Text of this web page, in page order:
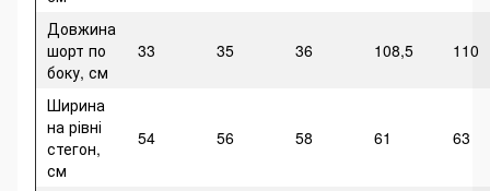
Довжина
шорт по
боку, см
33 35 36 108,5 110
Ширина
на рівні
стегон,
см
54 56 58 61 63